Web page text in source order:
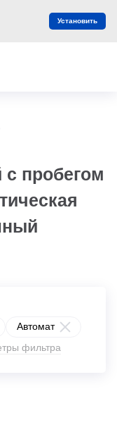
с пробегом
Автомат
фильтра
Установить